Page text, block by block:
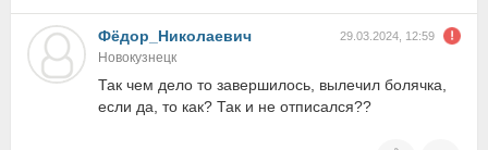
Фёдор_Николаевич 29.03.2024, 12:59
Новокузнецк
Так чем дело то завершилось, вылечил болячка,
если да, то как? Так и не отписался??